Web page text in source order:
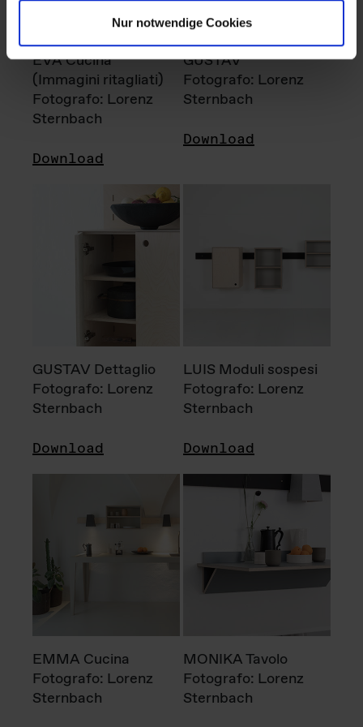
Nur notwendige Cookies
EVA Cucina
(Immagini ritagliati)
Fotografo: Lorenz
Sternbach
Download
GUSTAV
Fotografo: Lorenz
Sternbach
Download
GUSTAV Dettaglio
Fotografo: Lorenz
Sternbach
Download
LUIS Moduli sospesi
Fotografo: Lorenz
Sternbach
Download
EMMA Cucina
Fotografo: Lorenz
Sternbach
MONIKA Tavolo
Fotografo: Lorenz
Sternbach